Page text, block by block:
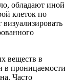
обладают иной
клеток по
веществ в
в проницаемости
Часто